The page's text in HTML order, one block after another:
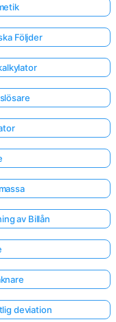
Följder
av Billån
deviation